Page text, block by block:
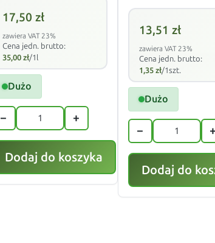
17,50 zł
zawiera VAT 23%
Cena jedn. brutto:
35,00 zł/1l
Dużo
− +
Dodaj do koszyka
13,51 zł
zawiera VAT 23%
Cena jedn. brutto:
1,35 zł/1szt.
Dużo
− +
Dodaj do